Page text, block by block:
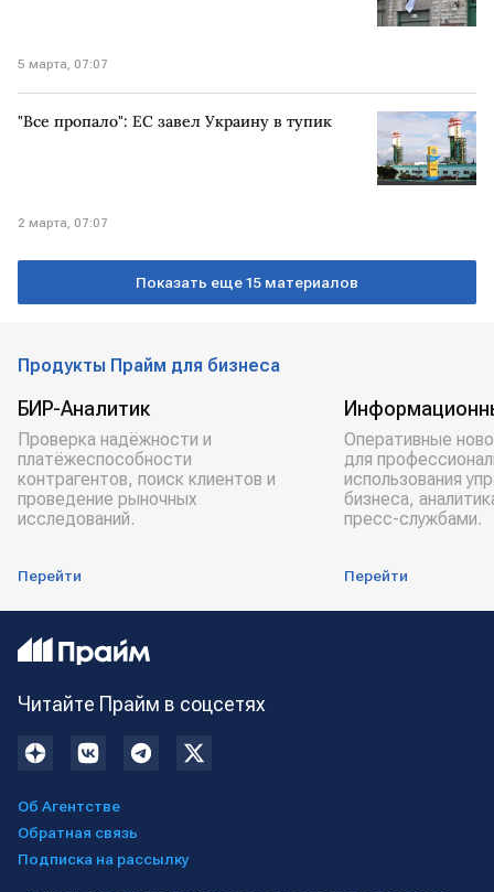
5 марта, 07:07
"Все пропало": ЕС завел Украину в тупик
2 марта, 07:07
Показать еще 15 материалов
Продукты Прайм для бизнеса
БИР-Аналитик
Проверка надёжности и
платёжеспособности
контрагентов, поиск клиентов и
проведение рыночных
исследований.
Перейти
Оперативные
для
использования
бизнеса,
пресс-службами.
Перейти
Читайте Прайм в соцсетях
Об Агентстве
Обратная связь
Подписка на рассылку